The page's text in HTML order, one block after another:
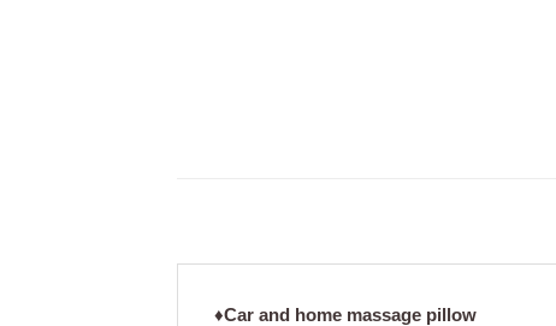
♦️Car and home massage pillow